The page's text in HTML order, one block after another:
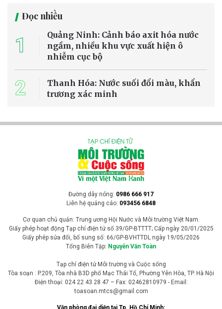
Đọc nhiều
1
Quảng Ninh: Cảnh báo axit hóa nước
ngầm, nhiều khu vực xuất hiện ô
nhiễm cục bộ
2
Thanh Hóa: Nước suối đổi màu, khẩn
trương xác minh
Đường dây nóng: 0986 666 917
Liên hệ quảng cáo: 093456 6848
Cơ quan chủ quản: Trung ương Hội Nước và Môi trường Việt Nam.
Giấy phép hoạt động Tạp chí điện tử số 39/GP-BTTTT; Cấp ngày 20/01/2025
Giấy phép sửa đổi, bổ sung số: 66/GP-BVHTTDL ngày 19/05/2026
Tổng Biên Tập: Nguyễn Văn Toàn
Tạp chí điện tử Môi trường và Cuộc sống
Tòa soạn : P.209, Tòa nhà B3D phố Mạc Thái Tổ, Phường Yên Hòa, TP. Hà Nội
Điện thoại: 024 22 43 28 47 – Fax: 02462810979 - Email:
toasoan.mtcs@gmail.com
Văn phòng đại diện tại Tp. Hồ Chí Minh: